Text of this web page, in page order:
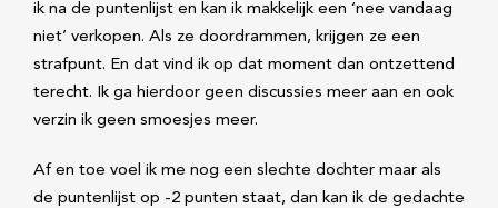
ik na de puntenlijst en kan ik makkelijk een ‘nee vandaag
niet’ verkopen. Als ze doordrammen, krijgen ze een
strafpunt. En dat vind ik op dat moment dan ontzettend
terecht. Ik ga hierdoor geen discussies meer aan en ook
verzin ik geen smoesjes meer.
Af en toe voel ik me nog een slechte dochter maar als
de puntenlijst op -2 punten staat, dan kan ik de gedachte